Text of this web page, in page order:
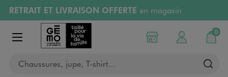
Aller au contenu principal
Aller à la navigation
RETRAIT ET LIVRAISON OFFERTE en magasin
Retours OFFERTSpendant 30 jours
PAYEZ EN 3x SANS FRAIS
RÉSERVATION GRATUITE
Afficher le menu
Chaussures, jupe, T-shirt…
Choisir mon magasin
Mon compte
0
Mon